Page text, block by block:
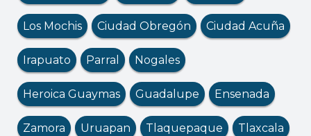
Los Mochis Ciudad Obregón Ciudad Acuña
Irapuato Parral Nogales
Heroica Guaymas Guadalupe Ensenada
Zamora Uruapan Tlaquepaque Tlaxcala